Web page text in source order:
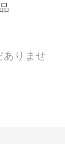
ありませ